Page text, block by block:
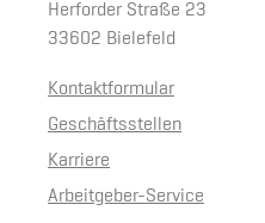
Herforder Straße 23
33602 Bielefeld
Kontaktformular
Geschäftsstellen
Karriere
Arbeitgeber-Service